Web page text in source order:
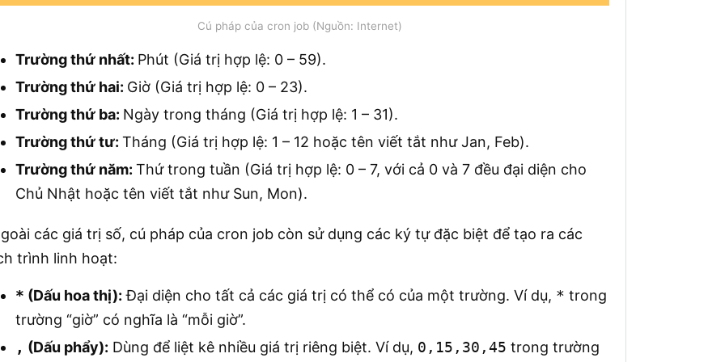
Cú pháp của cron job (Nguồn: Internet)
Trường thứ nhất: Phút (Giá trị hợp lệ: 0 – 59).
Trường thứ hai: Giờ (Giá trị hợp lệ: 0 – 23).
Trường thứ ba: Ngày trong tháng (Giá trị hợp lệ: 1 – 31).
Trường thứ tư: Tháng (Giá trị hợp lệ: 1 – 12 hoặc tên viết tắt như Jan, Feb).
Trường thứ năm: Thứ trong tuần (Giá trị hợp lệ: 0 – 7, với cả 0 và 7 đều đại diện cho
Chủ Nhật hoặc tên viết tắt như Sun, Mon).
các giá trị số, cú pháp của cron job còn sử dụng các ký tự đặc biệt để tạo ra các
trình linh hoạt:
* (Dấu hoa thị): Đại diện cho tất cả các giá trị có thể có của một trường. Ví dụ, * trong
trường “giờ” có nghĩa là “mỗi giờ”.
, (Dấu phẩy): Dùng để liệt kê nhiều giá trị riêng biệt. Ví dụ, 0,15,30,45 trong trường